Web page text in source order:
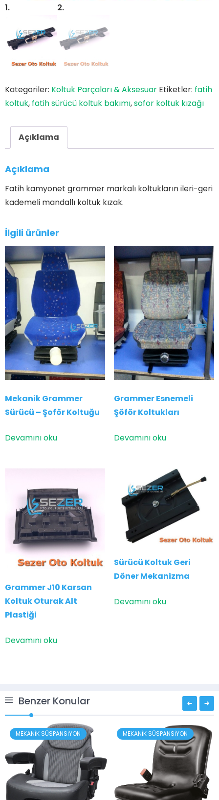
Kategoriler: Koltuk Parçaları & Aksesuar Etiketler: fatih
koltuk, fatih sürücü koltuk bakımı,sofor koltuk kızağı
Açıklama
Açıklama
Fatih kamyonet grammer markalı koltukların ileri-geri
kademeli mandallı koltuk kızak.
İlgili ürünler
Mekanik Grammer
Sürücü – Şoför Koltuğu
Devamını oku
Grammer Esnemeli
Şöför Koltukları
Devamını oku
Grammer J10 Karsan
Koltuk Oturak Alt
Plastiği
Devamını oku
Sürücü Koltuk Geri
Döner Mekanizma
Devamını oku
Benzer Konular
MEKANİK SÜSPANSİYON MEKANİK SÜSPANSİYON